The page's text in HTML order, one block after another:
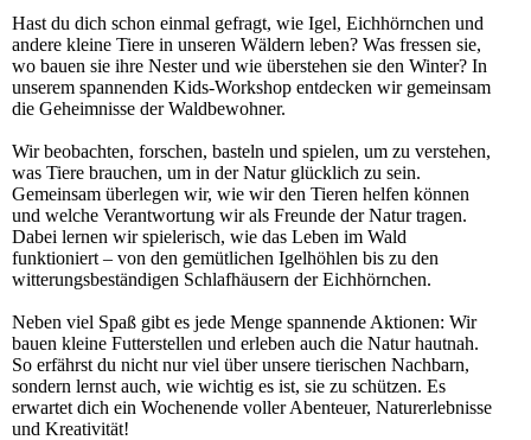
Hast du dich schon einmal gefragt, wie Igel, Eichhörnchen und
andere kleine Tiere in unseren Wäldern leben? Was fressen sie,
wo bauen sie ihre Nester und wie überstehen sie den Winter? In
unserem spannenden Kids-Workshop entdecken wir gemeinsam
die Geheimnisse der Waldbewohner.
Wir beobachten, forschen, basteln und spielen, um zu verstehen,
was Tiere brauchen, um in der Natur glücklich zu sein.
Gemeinsam überlegen wir, wie wir den Tieren helfen können
und welche Verantwortung wir als Freunde der Natur tragen.
Dabei lernen wir spielerisch, wie das Leben im Wald
funktioniert – von den gemütlichen Igelhöhlen bis zu den
witterungsbeständigen Schlafhäusern der Eichhörnchen.
Neben viel Spaß gibt es jede Menge spannende Aktionen: Wir
bauen kleine Futterstellen und erleben auch die Natur hautnah.
So erfährst du nicht nur viel über unsere tierischen Nachbarn,
sondern lernst auch, wie wichtig es ist, sie zu schützen. Es
erwartet dich ein Wochenende voller Abenteuer, Naturerlebnisse
und Kreativität!